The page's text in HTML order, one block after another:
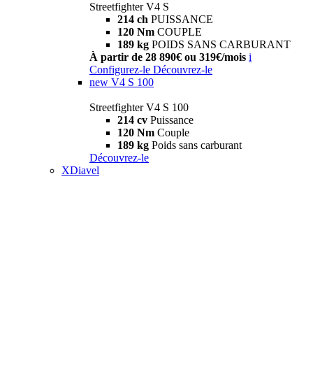
Streetfighter V4 S
214 ch PUISSANCE
120 Nm COUPLE
189 kg POIDS SANS CARBURANT
À partir de 28 890€ ou 319€/mois i
Configurez-le Découvrez-le
new V4 S 100
Streetfighter V4 S 100
214 cv Puissance
120 Nm Couple
189 kg Poids sans carburant
Découvrez-le
XDiavel